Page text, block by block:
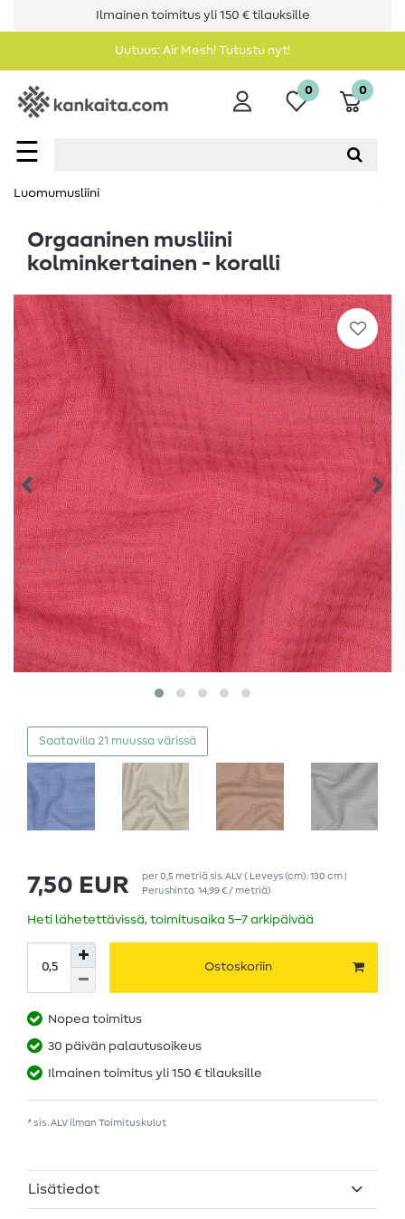
Ilmainen toimitus yli 150 € tilauksille
Uutuus: Air Mesh! Tutustu nyt!
☰
0 0
Luomumusliini
Orgaaninen musliini
kolminkertainen - koralli
Saatavilla 21 muussa värissä
7,50 EUR per0,5 metriäsis. ALV( Leveys (cm): 130 cm |
Perushinta 14,99 € / metriä)
Heti lähetettävissä, toimitusaika 5–7 arkipäivää
Ostoskoriin
Nopea toimitus
30 päivän palautusoikeus
Ilmainen toimitus yli 150 € tilauksille
* sis. ALV ilman Toimituskulut
Lisätiedot